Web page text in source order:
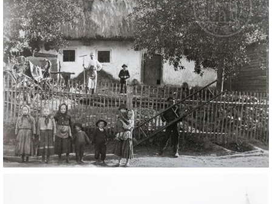
OSTATNÍ
ODKAZY
O NÁS
DŮL NA SLÍDU (NA KOLE)